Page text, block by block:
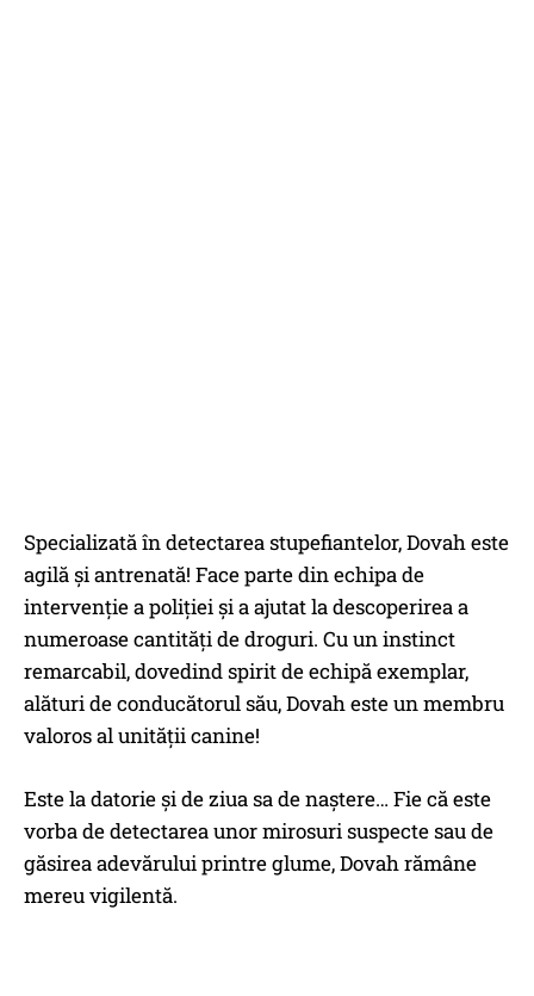
Specializată în detectarea stupefiantelor, Dovah este
agilă și antrenată! Face parte din echipa de
intervenție a poliției și a ajutat la descoperirea a
numeroase cantități de droguri. Cu un instinct
remarcabil, dovedind spirit de echipă exemplar,
alături de conducătorul său, Dovah este un membru
valoros al unității canine!
Este la datorie și de ziua sa de naștere… Fie că este
vorba de detectarea unor mirosuri suspecte sau de
găsirea adevărului printre glume, Dovah rămâne
mereu vigilentă.